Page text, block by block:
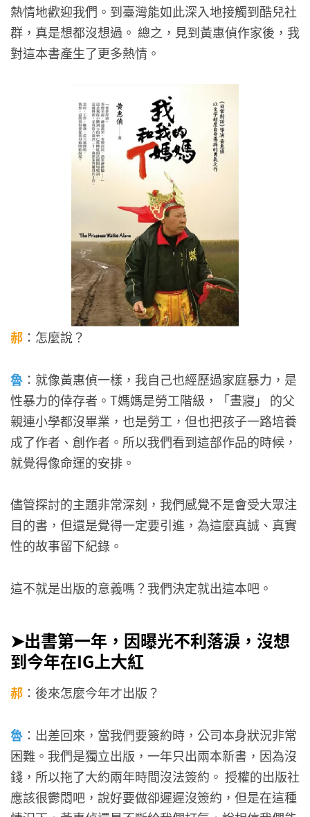
熱情地歡迎我們。到臺灣能如此深入地接觸到酷兒社
群，真是想都沒想過。 總之，見到黃惠偵作家後，我
對這本書產生了更多熱情。
郝 ：怎麼說？
魯 ：就像黃惠偵一樣，我自己也經歷過家庭暴力，是
性暴力的倖存者。T媽媽是勞工階級，「晝寢」 的父
親連小學都沒畢業，也是勞工，但也把孩子一路培養
成了作者、創作者。所以我們看到這部作品的時候，
就覺得像命運的安排。
儘管探討的主題非常深刻，我們感覺不是會受大眾注
目的書，但還是覺得一定要引進，為這麼真誠、真實
性的故事留下紀錄。
這不就是出版的意義嗎？我們決定就出這本吧。
➤出書第一年，因曝光不利落淚，沒想
到今年在IG上大紅
郝 ：後來怎麼今年才出版？
魯 ：出差回來，當我們要簽約時，公司本身狀況非常
困難。我們是獨立出版，一年只出兩本新書，因為沒
錢，所以拖了大約兩年時間沒法簽約。 授權的出版社
應該很鬱悶吧，說好要做卻遲遲沒簽約，但是在這種